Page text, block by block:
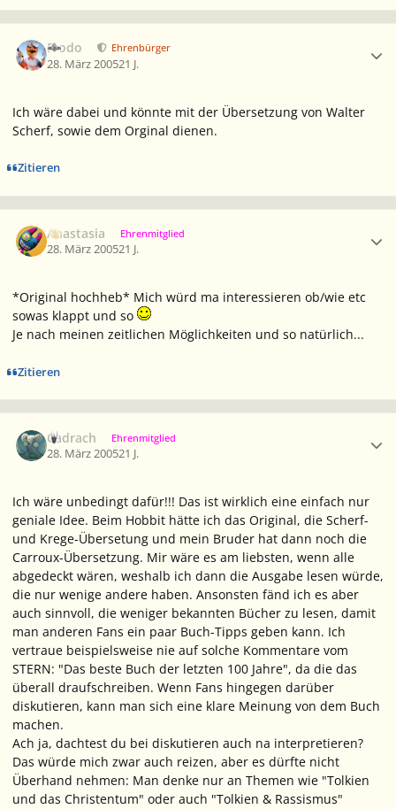
Frodo Ehrenbürger
28. März 200521 J.
Ich wäre dabei und könnte mit der Übersetzung von Walter
Scherf, sowie dem Orginal dienen.
Zitieren
Anastasia Ehrenmitglied
28. März 200521 J.
*Original hochheb* Mich würd ma interessieren ob/wie etc
sowas klappt und so
Je nach meinen zeitlichen Möglichkeiten und so natürlich...
Zitieren
Cadrach Ehrenmitglied
28. März 200521 J.
Ich wäre unbedingt dafür!!! Das ist wirklich eine einfach nur
geniale Idee. Beim Hobbit hätte ich das Original, die Scherf-
und Krege-Übersetung und mein Bruder hat dann noch die
Carroux-Übersetzung. Mir wäre es am liebsten, wenn alle
abgedeckt wären, weshalb ich dann die Ausgabe lesen würde,
die nur wenige andere haben. Ansonsten fänd ich es aber
auch sinnvoll, die weniger bekannten Bücher zu lesen, damit
man anderen Fans ein paar Buch-Tipps geben kann. Ich
vertraue beispielsweise nie auf solche Kommentare vom
STERN: "Das beste Buch der letzten 100 Jahre", da die das
überall draufschreiben. Wenn Fans hingegen darüber
diskutieren, kann man sich eine klare Meinung von dem Buch
machen.
Ach ja, dachtest du bei diskutieren auch na interpretieren?
Das würde mich zwar auch reizen, aber es dürfte nicht
Überhand nehmen: Man denke nur an Themen wie "Tolkien
und das Christentum" oder auch "Tolkien & Rassismus"